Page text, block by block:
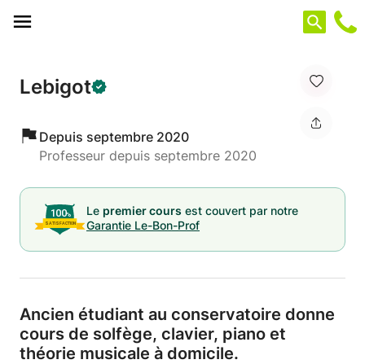
Lebigot
Depuis septembre 2020
Professeur depuis septembre 2020
Le premier cours est couvert par notre
Garantie Le-Bon-Prof
Ancien étudiant au conservatoire donne
cours de solfège, clavier, piano et
théorie musicale à domicile.